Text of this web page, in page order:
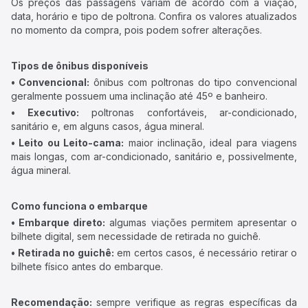
Os preços das passagens variam de acordo com a viação,
data, horário e tipo de poltrona. Confira os valores atualizados
no momento da compra, pois podem sofrer alterações.
Tipos de ônibus disponíveis
• Convencional: ônibus com poltronas do tipo convencional
geralmente possuem uma inclinação até 45º e banheiro.
• Executivo: poltronas confortáveis, ar-condicionado,
sanitário e, em alguns casos, água mineral.
• Leito ou Leito-cama: maior inclinação, ideal para viagens
mais longas, com ar-condicionado, sanitário e, possivelmente,
água mineral.
Como funciona o embarque
• Embarque direto: algumas viações permitem apresentar o
bilhete digital, sem necessidade de retirada no guichê.
• Retirada no guichê: em certos casos, é necessário retirar o
bilhete físico antes do embarque.
Recomendação: sempre verifique as regras específicas da